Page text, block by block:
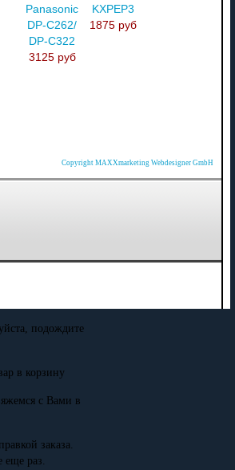
Panasonic
DP-C262/
DP-C322
3125 руб
KXPEP3
1875 руб
Copyright MAXXmarketing Webdesigner GmbH
подождите
в корзину
с Вами в
заказа.
еще раз.